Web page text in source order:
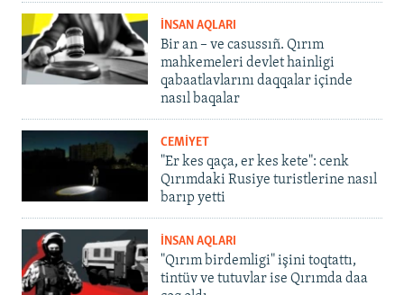
İNSAN AQLARI
Bir an – ve casussıñ. Qırım
mahkemeleri devlet hainligi
qabaatlavlarını daqqalar içinde
nasıl baqalar
CEMİYET
"Er kes qaça, er kes kete": cenk
Qırımdaki Rusiye turistlerine nasıl
barıp yetti
İNSAN AQLARI
"Qırım birdemligi" işini toqtattı,
tintüv ve tutuvlar ise Qırımda daa